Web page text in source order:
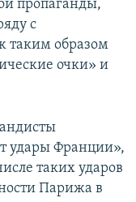
пропаганды,
с
таким образом
очки» и
удары Франции»,
таких ударов
Парижа в